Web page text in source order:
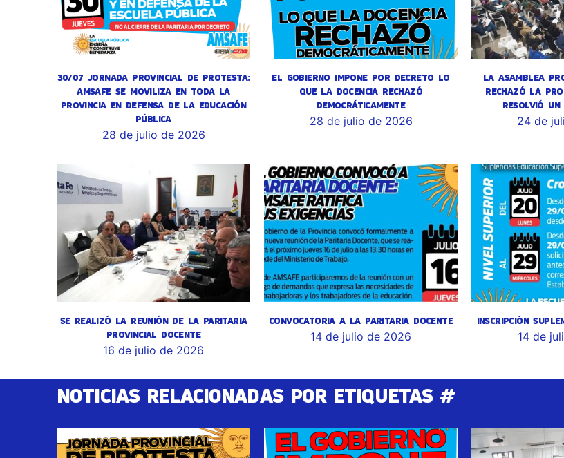
30/07 JORNADA PROVINCIAL DE PROTESTA:
AMSAFE SE MOVILIZA EN TODA LA
PROVINCIA EN DEFENSA DE LA EDUCACIÓN
PÚBLICA
28 de julio de 2026
EL GOBIERNO IMPONE POR DECRETO LO
QUE LA DOCENCIA RECHAZÓ
DEMOCRÁTICAMENTE
28 de julio de 2026
LA ASAMBLEA
RECHAZÓ LA
RESOLVIÓ
24 de
SE REALIZÓ LA REUNIÓN DE LA PARITARIA
PROVINCIAL DOCENTE
16 de julio de 2026
CONVOCATORIA A LA PARITARIA DOCENTE
14 de julio de 2026
INSCRIPCIÓN
14 de
NOTICIAS RELACIONADAS POR ETIQUETAS #